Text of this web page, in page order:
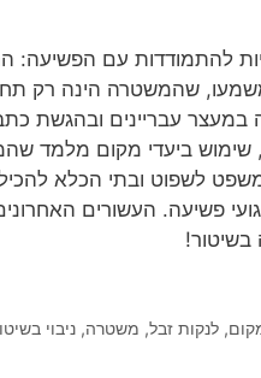
להתמודדות עם הפשיעה:
משמעו, שהמשטרה הינה רק
במעצר עבריינים ובהגשת
ביעדי מקום מלמד
לשפוט ובתי הכלא
פשיעה. העשורים
בשיטור!
, לנקות זבל, משטרה, ניבוי